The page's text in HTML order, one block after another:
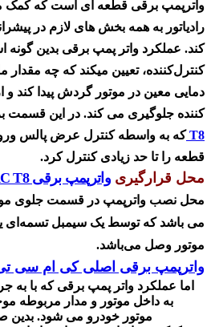
واترپمپ برقی قطعه ای است که کمک می
رادیاتور به همه بخش های لازم در
کند. عملکرد واتر پمپ برقی بدین گونه
کنترل‌کننده، تعیین میکند که چه مقدار
دمایی معین در موتور گردش پیدا کند و
کننده جلوگیری می کند. در این قسمت
T8 که به واسطه کنترل عرض پالس
قطعه را تا حد زیادی کنترل کرد.
محل قرارگیری واترپمپ برقی JAC T8
محل نصب واترپمپ در قسمت جلوی
می باشد که توسط یک سیمبل تسمه‌ای
موتور وصل می‌باشد.
واترپمپ برقی اصلی کی ام سی تی
اما عملکرد واتر پمپ برقی که با به
به داخل موتور و مدار
موتور خودرو می شود.